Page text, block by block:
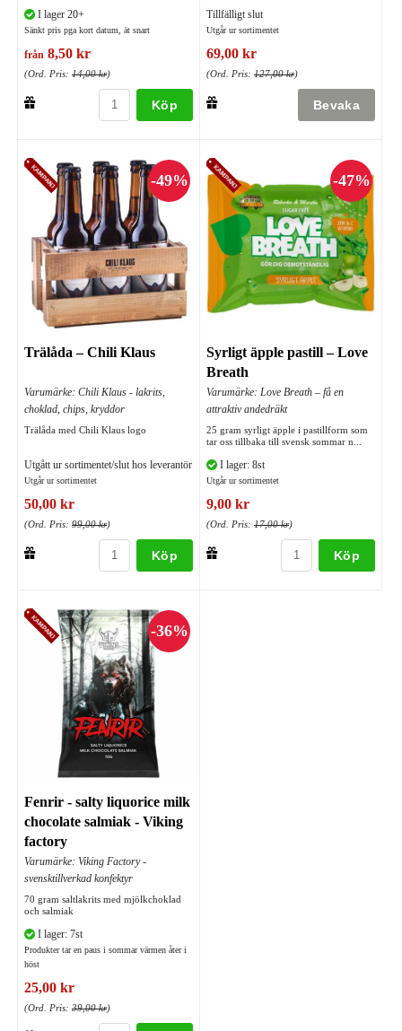
I lager 20+
Sänkt pris pga kort datum, ät snart
från 8,50 kr
(Ord. Pris: 14,00 kr)
Köp
Tillfälligt slut
Utgår ur sortimentet
69,00 kr
(Ord. Pris: 127,00 kr)
Trälåda – Chili Klaus
Varumärke: Chili Klaus - lakrits,
choklad, chips, kryddor
Trälåda med Chili Klaus logo
Utgått ur sortimentet/slut hos leverantör
Utgår ur sortimentet
50,00 kr
(Ord. Pris: 99,00 kr)
Köp
Syrligt äpple pastill – Love
Breath
Varumärke: Love Breath – få en
attraktiv andedräkt
25 gram syrligt äpple i pastillform som
tar oss tillbaka till svensk sommar n...
I lager: 8st
Utgår ur sortimentet
9,00 kr
(Ord. Pris: 17,00 kr)
Köp
Fenrir - salty liquorice milk
chocolate salmiak - Viking
factory
Varumärke: Viking Factory -
svensktillverkad konfektyr
70 gram saltlakrits med mjölkchoklad
och salmiak
I lager: 7st
Produkter tar en paus i sommar värmen åter i
höst
25,00 kr
(Ord. Pris: 39,00 kr)